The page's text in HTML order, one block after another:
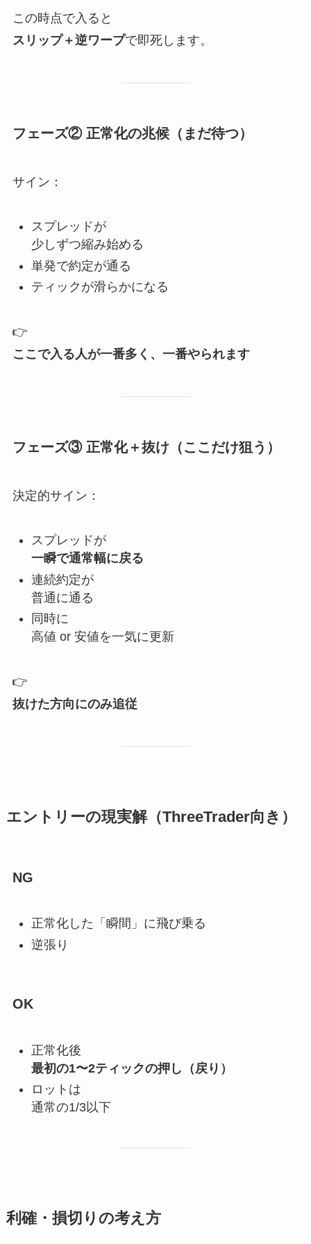
この時点で入ると
スリップ＋逆ワープで即死します。
フェーズ② 正常化の兆候（まだ待つ）
サイン：
スプレッドが
少しずつ縮み始める
単発で約定が通る
ティックが滑らかになる
👉
ここで入る人が一番多く、一番やられます
フェーズ③ 正常化＋抜け（ここだけ狙う）
決定的サイン：
スプレッドが
一瞬で通常幅に戻る
連続約定が
普通に通る
同時に
高値 or 安値を一気に更新
👉
抜けた方向にのみ追従
エントリーの現実解（ThreeTrader向き）
NG
正常化した「瞬間」に飛び乗る
逆張り
OK
正常化後
最初の1〜2ティックの押し（戻り）
ロットは
通常の1/3以下
利確・損切りの考え方